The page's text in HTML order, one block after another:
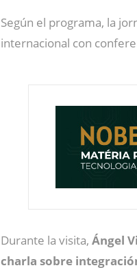
Según el programa, la
internacional con
Durante la visita, Ángel
charla sobre